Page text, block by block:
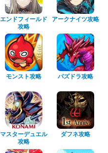
エンドフィールド
攻略
アークナイツ攻略
モンスト攻略 パズドラ攻略
マスターデュエル
攻略
ダフネ攻略